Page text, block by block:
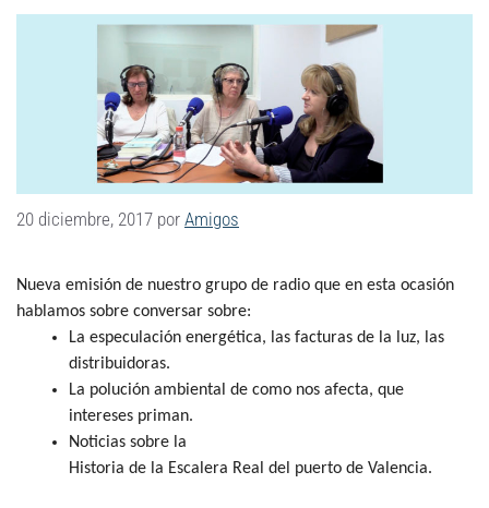
20 diciembre, 2017 por Amigos
Nueva emisión de nuestro grupo de radio que en esta ocasión
hablamos sobre conversar sobre:
La especulación energética, las facturas de la luz, las
distribuidoras.
La polución ambiental de como nos afecta, que
intereses priman.
Noticias sobre la
Historia de la Escalera Real del puerto de Valencia.